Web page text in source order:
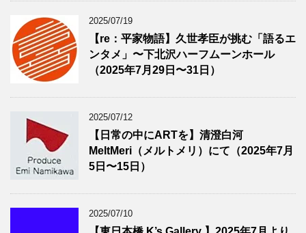
2025/07/19
【re：平家物語】久世孝臣が挑む「語るエ
ンタメ」〜下北沢ハーフムーンホール
（2025年7月29日〜31日）
2025/07/12
【日常の中にARTを】清澄白河
MeltMeri（メルトメリ）にて（2025年7月
5日〜15日）
2025/07/10